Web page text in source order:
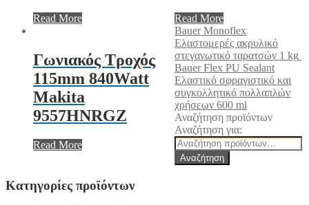
Read More Read More
Γωνιακός Τροχός
115mm 840Watt
Makita
9557HNRGZ
Read More
Bauer Monoflex
Ελαστομερές ακρυλικό
στεγανωτικό ταρατσών 1 kg
Bauer Flex PU Sealant
Eλαστικό σφραγιστικό και
συγκολλητικό πολλαπλών
χρήσεων 600 ml
Αναζήτηση προϊόντων
Αναζήτηση για:
Αναζήτηση
Κατηγορίες προϊόντων